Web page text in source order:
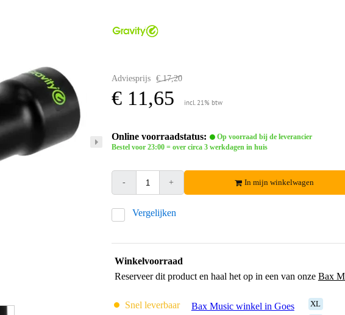
Adviesprijs € 17,20
€ 11,65 incl. 21% btw
Online voorraadstatus:
Op voorraad bij de leverancier
Bestel voor 23:00 = over circa 3 werkdagen in huis
- + In mijn winkelwagen
Vergelijken
Winkelvoorraad
Reserveer dit product en haal het op in een van onze Bax
Snel leverbaar Bax Music winkel in Goes XL